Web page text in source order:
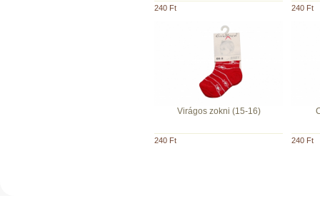
240 Ft 240 Ft
Virágos zokni (15-16)
240 Ft 240 Ft